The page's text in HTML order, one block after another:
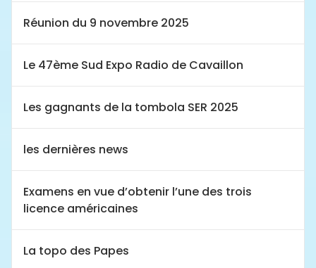
Réunion du 9 novembre 2025
Le 47ème Sud Expo Radio de Cavaillon
Les gagnants de la tombola SER 2025
les dernières news
Examens en vue d’obtenir l’une des trois
licence américaines
La topo des Papes